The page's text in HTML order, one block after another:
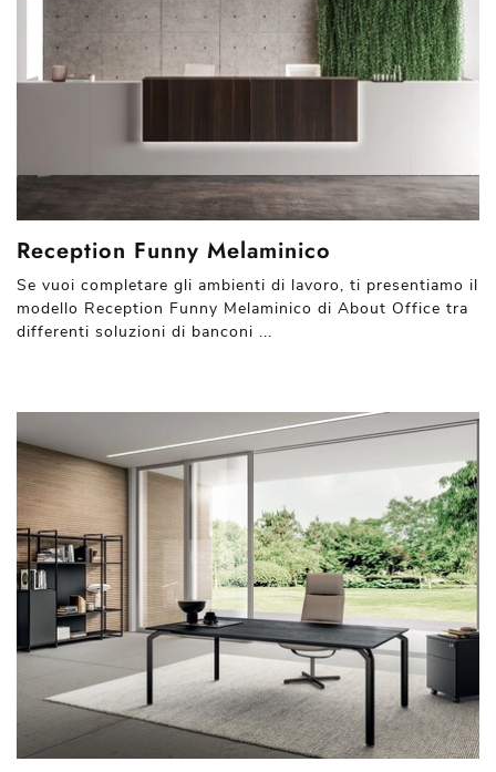
Reception Funny Melaminico
Se vuoi completare gli ambienti di lavoro, ti presentiamo il
modello Reception Funny Melaminico di About Office tra
differenti soluzioni di banconi ...